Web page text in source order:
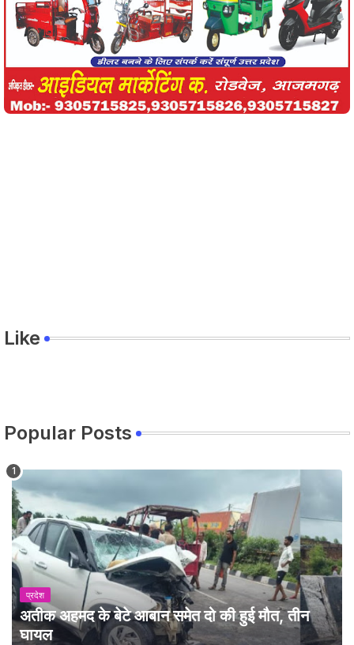
Like
Popular Posts
प्रदेश
अतीक अहमद के बेटे आबान समेत दो की हुई मौत, तीन
घायल